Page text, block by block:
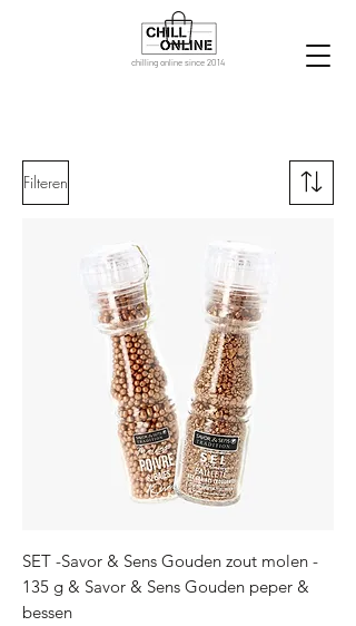
chilling online since 2014
Filteren
SET -Savor & Sens Gouden zout molen -
135 g & Savor & Sens Gouden peper &
bessen